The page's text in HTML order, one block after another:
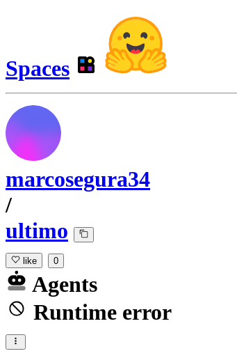
Spaces
marcosegura34
/
ultimo
like 0
Agents
Runtime error